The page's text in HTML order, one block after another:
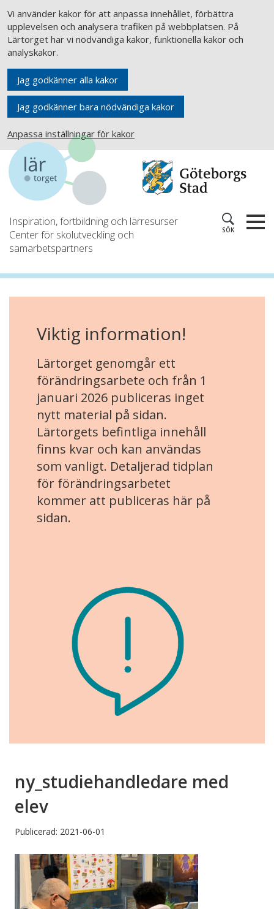
Vi använder kakor för att anpassa innehållet, förbättra
upplevelsen och analysera trafiken på webbplatsen. På
Lärtorget har vi nödvändiga kakor, funktionella kakor och
analyskakor.
Jag godkänner alla kakor
Jag godkänner bara nödvändiga kakor
Anpassa inställningar för kakor
Inspiration, fortbildning och lärresurser
Center för skolutveckling och
samarbetspartners
SÖK
Viktig information!
Lärtorget genomgår ett
förändringsarbete och från 1
januari 2026 publiceras inget
nytt material på sidan.
Lärtorgets befintliga innehåll
finns kvar och kan användas
som vanligt. Detaljerad tidplan
för förändringsarbetet
kommer att publiceras här på
sidan.
ny_studiehandledare med
elev
Publicerad: 2021-06-01